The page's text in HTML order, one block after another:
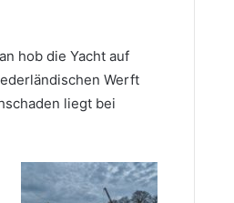
hob die Yacht auf
Werft
liegt bei